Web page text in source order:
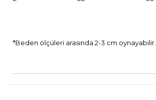
*Beden ölçüleri arasında 2-3 cm oynayabilir.